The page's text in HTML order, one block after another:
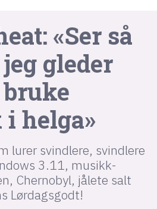
«Ser så
gleder
helga»
lurer svindlere, svindlere
3.11, musikk-
Chernobyl, jålete salt
Lørdagsgodt!